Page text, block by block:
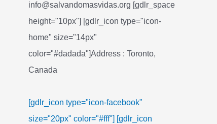
info@salvandomasvidas.org [gdlr_space
height="10px"] [gdlr_icon type="icon-
home" size="14px"
color="#dadada"]Address : Toronto,
Canada
[gdlr_icon type="icon-facebook"
size="20px" color="#fff"]
[gdlr_icon